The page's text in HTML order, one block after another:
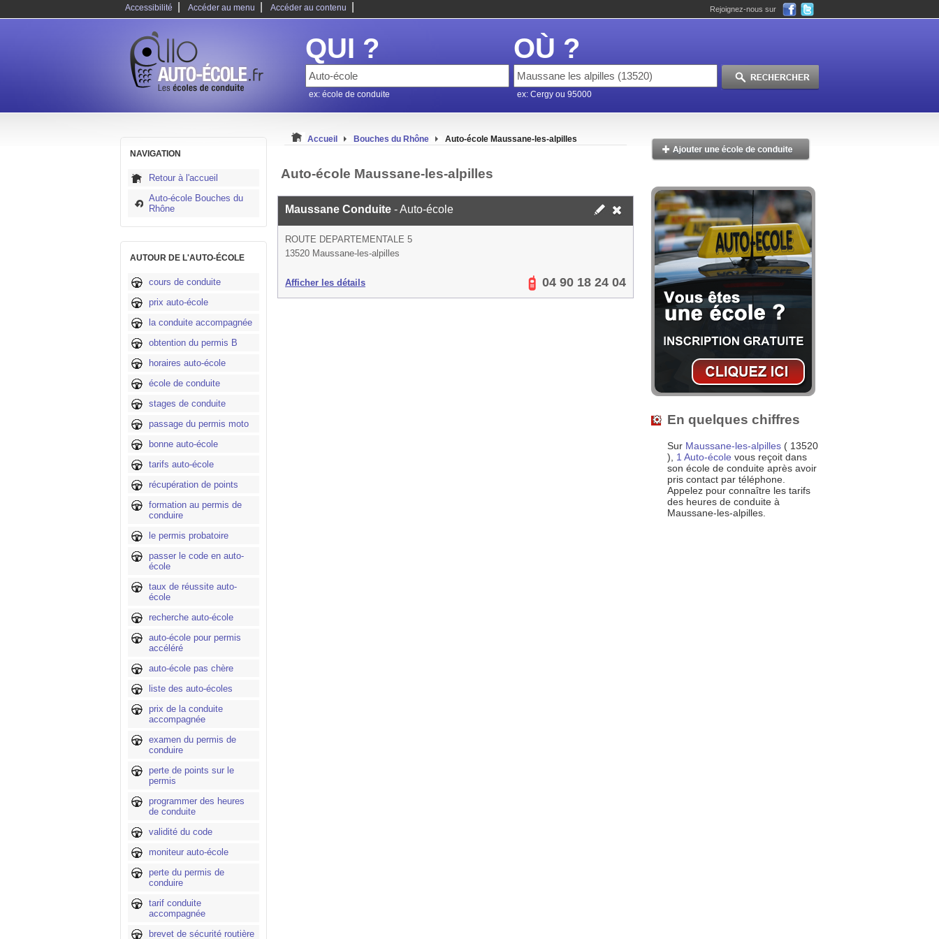
Accessibilité Accéder au menu Accéder au contenu Rejoignez-nous sur
QUI ?
ex: école de conduite
OÙ ?
ex: Cergy ou 95000
NAVIGATION
Retour à l'accueil
Auto-école Bouches du
Rhône
AUTOUR DE L'AUTO-ÉCOLE
cours de conduite
prix auto-école
la conduite accompagnée
obtention du permis B
horaires auto-école
école de conduite
stages de conduite
passage du permis moto
bonne auto-école
tarifs auto-école
récupération de points
formation au permis de
conduire
le permis probatoire
passer le code en auto-
école
taux de réussite auto-
école
recherche auto-école
auto-école pour permis
accéléré
auto-école pas chère
liste des auto-écoles
prix de la conduite
accompagnée
examen du permis de
conduire
perte de points sur le
permis
programmer des heures
de conduite
validité du code
moniteur auto-école
perte du permis de
conduire
tarif conduite
accompagnée
brevet de sécurité routière
Accueil Bouches du Rhône Auto-école Maussane-les-alpilles
Auto-école Maussane-les-alpilles
Maussane Conduite - Auto-école
ROUTE DEPARTEMENTALE 5
13520 Maussane-les-alpilles
Afficher les détails 04 90 18 24 04
En quelques chiffres
Sur Maussane-les-alpilles ( 13520
), 1 Auto-école vous reçoit dans
son école de conduite après avoir
pris contact par téléphone.
Appelez pour connaître les tarifs
des heures de conduite à
Maussane-les-alpilles.